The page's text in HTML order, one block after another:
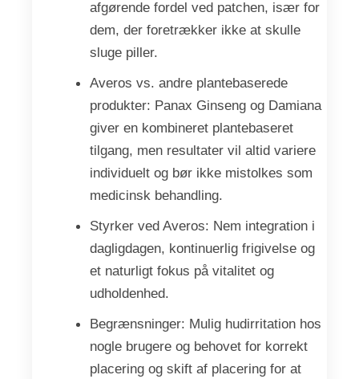
afgørende fordel ved patchen, især for
dem, der foretrækker ikke at skulle
sluge piller.
Averos vs. andre plantebaserede
produkter: Panax Ginseng og Damiana
giver en kombineret plantebaseret
tilgang, men resultater vil altid variere
individuelt og bør ikke mistolkes som
medicinsk behandling.
Styrker ved Averos: Nem integration i
dagligdagen, kontinuerlig frigivelse og
et naturligt fokus på vitalitet og
udholdenhed.
Begrænsninger: Mulig hudirritation hos
nogle brugere og behovet for korrekt
placering og skift af placering for at